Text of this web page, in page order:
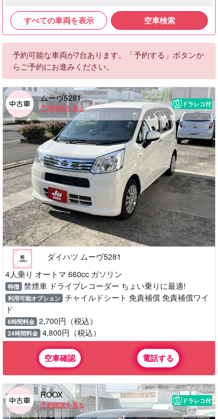
すべての車両を表示 空車検索
予約可能な車両が7台あります。「予約する」ボタンか
らご予約にお進みください。
ムーヴ5281
予約状況を見る
ドラレコ付
ダイハツ ムーヴ5281
4人乗り オートマ 660cc ガソリン
特徴 禁煙車 ドライブレコーダー ちょい乗りに最適!
利用可能オプション チャイルドシート 免責補償 免責補償ワイ
ド
6時間料金 2,700円（税込）
24時間料金 4,800円（税込）
空車確認 電話する
ROOX
予約状況を見る
ドラレコ付